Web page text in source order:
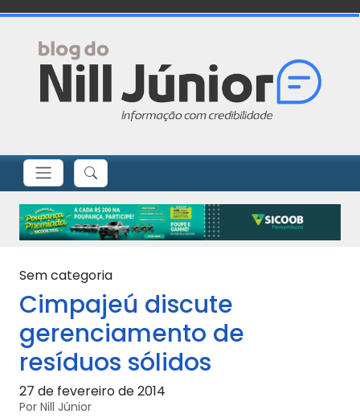
Sem categoria
Cimpajeú discute
gerenciamento de
resíduos sólidos
27 de fevereiro de 2014
Por Nill Júnior